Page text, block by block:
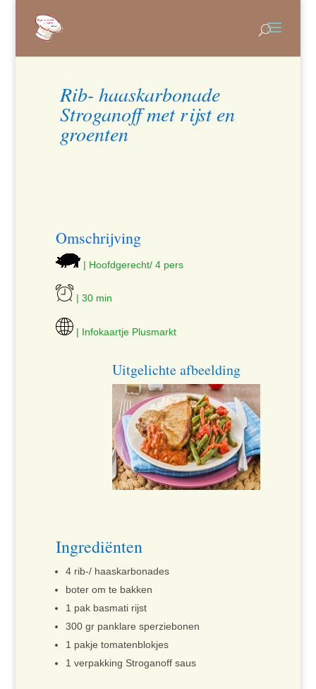
Rib- haaskarbonade
Stroganoff met rijst en
groenten
Omschrijving
| Hoofdgerecht/ 4 pers
| 30 min
| Infokaartje Plusmarkt
Uitgelichte afbeelding
Ingrediënten
4 rib-/ haaskarbonades
boter om te bakken
1 pak basmati rijst
300 gr panklare sperziebonen
1 pakje tomatenblokjes
1 verpakking Stroganoff saus